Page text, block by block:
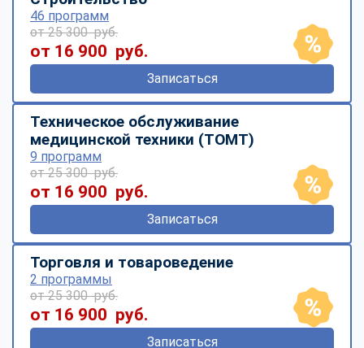
46 программ
от 25 300 руб.
от 16 900 руб.
Записаться
Техническое обслуживание
медицинской техники (ТОМТ)
9 программ
от 25 300 руб.
от 16 900 руб.
Записаться
Торговля и товароведение
2 программы
от 25 300 руб.
от 16 900 руб.
Записаться